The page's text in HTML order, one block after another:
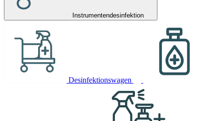
Instrumentendesinfektion
Desinfektionswagen